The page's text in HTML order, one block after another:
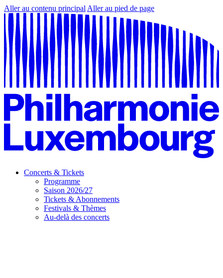
Aller au contenu principal Aller au pied de page
Concerts & Tickets
Programme
Saison 2026/27
Tickets & Abonnements
Festivals & Thèmes
Au-delà des concerts